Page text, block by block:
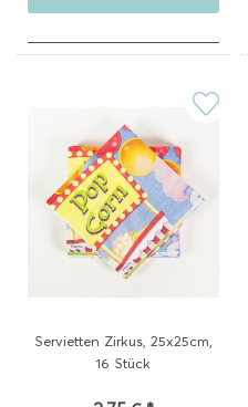
Servietten Zirkus, 25x25cm,
16 Stück